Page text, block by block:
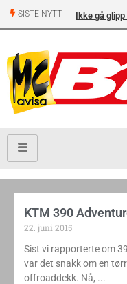
SISTE NYTT Ikke gå
KTM 390
22. juni 2015
Sist vi rapporterte om
var det snakk om en
offroaddekk. Nå,